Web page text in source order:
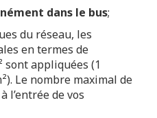
dans le bus;
du réseau, les
en termes de
appliquées (1
Le nombre maximal de
l’entrée de vos